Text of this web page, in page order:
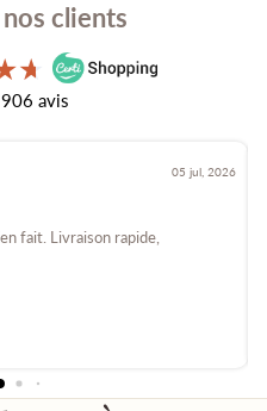
clients
★
★
avis
05 jul, 2026
fait. Livraison rapide,